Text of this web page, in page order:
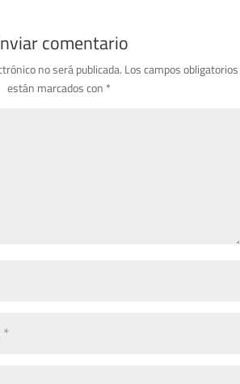
comentario
no será publicada. Los campos obligatorios
están marcados con *